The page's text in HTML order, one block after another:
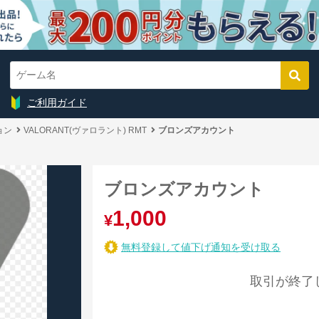
ご利用ガイド
ン VALORANT(ヴァロラント) RMT ブロンズアカウント
ブロンズアカウント
¥1,000
無料登録して値下げ通知を受け取る
取引が終了